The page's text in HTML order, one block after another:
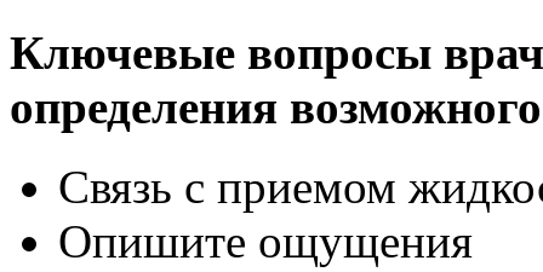
Ключевые вопросы
определения
Связь с приемом
Опишите ощущения